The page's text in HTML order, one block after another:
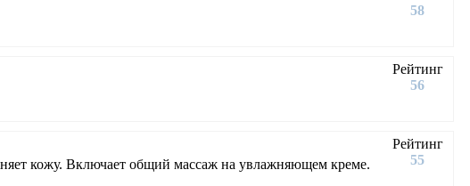
58
Рейтинг
56
Рейтинг
55
кожу. Включает общий массаж на увлажняющем креме.